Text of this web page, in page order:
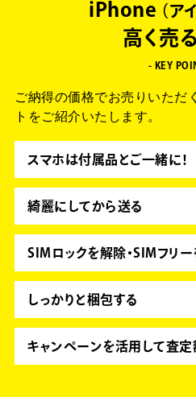
Apple Watchをお持ちの方はペ
02. iMessage の登録を解除
iPhone以外のスマホに切り
定」→「メッセージ」→「
03. 初期化する
「設定」→「一般」→「リ
をしてください。
かんたんログインなどの情
りますので、すべて解除さ
ださい。
iPhone ア
高く売
- KEY
ご納得の価格でお売りいただ
トをご紹介いたします。
スマホは付属品とご一緒に！
スマホやタブレットは箱だ
揃えた状態で送りましょう。
保証書や説明書など、購入
る場合、一緒に送るとさら
綺麗にしてから送る
スマホやタブレットなどは
送ると査定時の印象が上が
面やボタンなどの細かい部
汚れを取りましょう。
SIMロックを解除・SIMフリ
SIMロック解除済もしくは
の選択肢が広がるため買取
リアのスマートフォンなら
SIMロックの解除ができる
みなら手数料無料で簡単に
しっかりと梱包する
スマホやタブレットは精密
注意が必要です。梱包時は
パッケージにいれて）1点1
キャンペーンを活用して査定